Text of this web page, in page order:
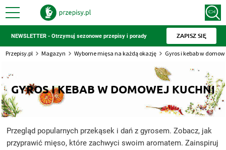
NEWSLETTER - Otrzymuj sezonowe przepisy i porady ZAPISZ SIĘ
Przepisy.pl Magazyn Wyborne mięsa na każdą okazję Gyros i kebab w
GYROS I KEBAB W DOMOWEJ KUCHNI
Przegląd popularnych przekąsek i dań z gyrosem. Zobacz, jak
przyprawić mięso, które zachwyci swoim aromatem. Zainspiruj